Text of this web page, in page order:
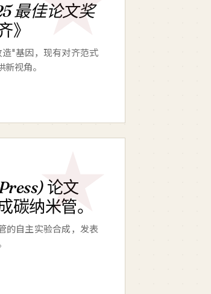
最佳论文奖
》
"基因，现有对齐范式
视角。
论文
纳米管。
自主实验合成，发表